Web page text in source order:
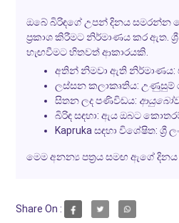
ඔබේ බිරිඳගේ උපන් දිනය සමරන්න
ප්‍රකාශ කිරීමට නිර්මාණය කර ඇත.
හැඟවීමට හිතවත් ආකාරයකි.
අතින් නිමවා ඇති නිර්මාණය:
ලස්සන කලාකෘතිය: උණුසුම්
සිතන ලද පණිවිඩය:
බිරිඳ සඳහා: ඇය ඔබට
Kapruka සඳහා විශේෂිත: ශ්‍රී
මෙම අනන්‍ය පත‍්‍රය සමඟ ඇගේ
Share On :